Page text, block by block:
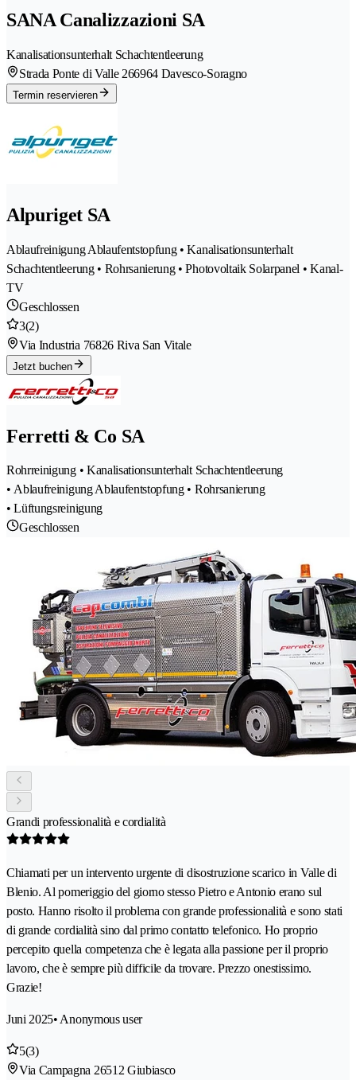
SANA Canalizzazioni SA
Kanalisationsunterhalt Schachtentleerung
Strada Ponte di Valle 266964 Davesco-Soragno
Termin reservieren
Alpuriget SA
Ablaufreinigung Ablaufentstopfung • Kanalisationsunterhalt
Schachtentleerung • Rohrsanierung • Photovoltaik Solarpanel • Kanal-
TV
Geschlossen
3(2)
Via Industria 76826 Riva San Vitale
Jetzt buchen
Ferretti & Co SA
Rohrreinigung • Kanalisationsunterhalt Schachtentleerung
• Ablaufreinigung Ablaufentstopfung • Rohrsanierung
• Lüftungsreinigung
Geschlossen
Grandi professionalità e cordialità
Chiamati per un intervento urgente di disostruzione scarico in Valle di
Blenio. Al pomeriggio del giorno stesso Pietro e Antonio erano sul
posto. Hanno risolto il problema con grande professionalità e sono stati
di grande cordialità sino dal primo contatto telefonico. Ho proprio
percepito quella competenza che è legata alla passione per il proprio
lavoro, che è sempre più difficile da trovare. Prezzo onestissimo.
Grazie!
Juni 2025• Anonymous user
5(3)
Via Campagna 26512 Giubiasco